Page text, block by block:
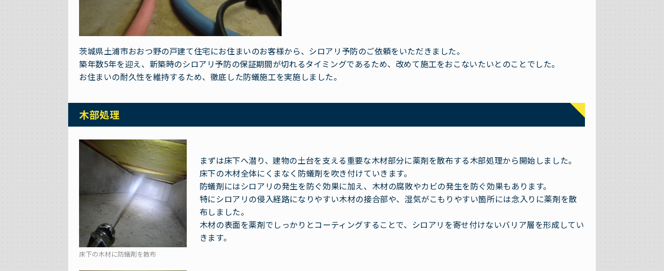
茨城県土浦市おおつ野の戸建て住宅にお住まいのお客様から、シロアリ予防のご依頼をいただきました。
築年数5年を迎え、新築時のシロアリ予防の保証期間が切れるタイミングであるため、改めて施工をおこないたいとのことでした。
お住まいの耐久性を維持するため、徹底した防蟻施工を実施しました。
木部処理
床下の木材に防蟻剤を散布
まずは床下へ潜り、建物の土台を支える重要な木材部分に薬剤を散布する木部処理から開始しました。
床下の木材全体にくまなく防蟻剤を吹き付けていきます。
防蟻剤にはシロアリの発生を防ぐ効果に加え、木材の腐敗やカビの発生を防ぐ効果もあります。
特にシロアリの侵入経路になりやすい木材の接合部や、湿気がこもりやすい箇所には念入りに薬剤を散
布しました。
木材の表面を薬剤でしっかりとコーティングすることで、シロアリを寄せ付けないバリア層を形成してい
きます。